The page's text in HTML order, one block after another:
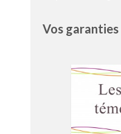
Vos garanties